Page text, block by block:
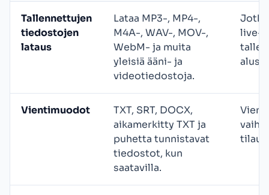
Tallennettujen
tiedostojen
lataus
Lataa MP3-, MP4-,
M4A-, WAV-, MOV-,
WebM- ja muita
yleisiä ääni- ja
videotiedostoja.
live-
Vientimuodot
TXT, SRT, DOCX,
aikamerkitty TXT ja
puhetta tunnistavat
tiedostot, kun
saatavilla.